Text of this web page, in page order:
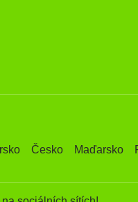
Irsko Česko Maďarsko